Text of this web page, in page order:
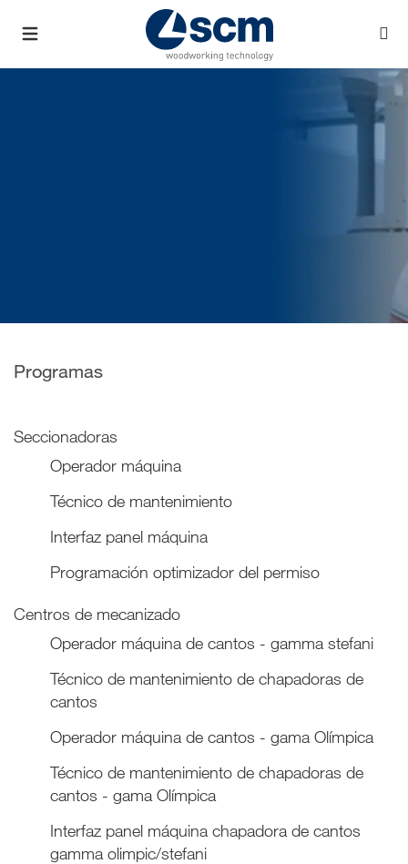
Programas
Seccionadoras
Operador máquina
Técnico de mantenimiento
Interfaz panel máquina
Programación optimizador del permiso
Centros de mecanizado
Operador máquina de cantos - gamma stefani
Técnico de mantenimiento de chapadoras de
cantos
Operador máquina de cantos - gama Olímpica
Técnico de mantenimiento de chapadoras de
cantos - gama Olímpica
Interfaz panel máquina chapadora de cantos
gamma olimpic/stefani